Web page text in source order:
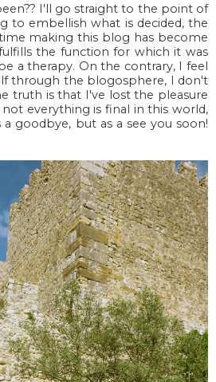
I'll go straight to the point of
to embellish what is decided, the
making this blog has become
the function for which it was
a therapy. On the contrary, I feel
through the blogosphere, I don't
truth is that I've lost the pleasure
everything is final in this world,
goodbye, but as a see you soon!